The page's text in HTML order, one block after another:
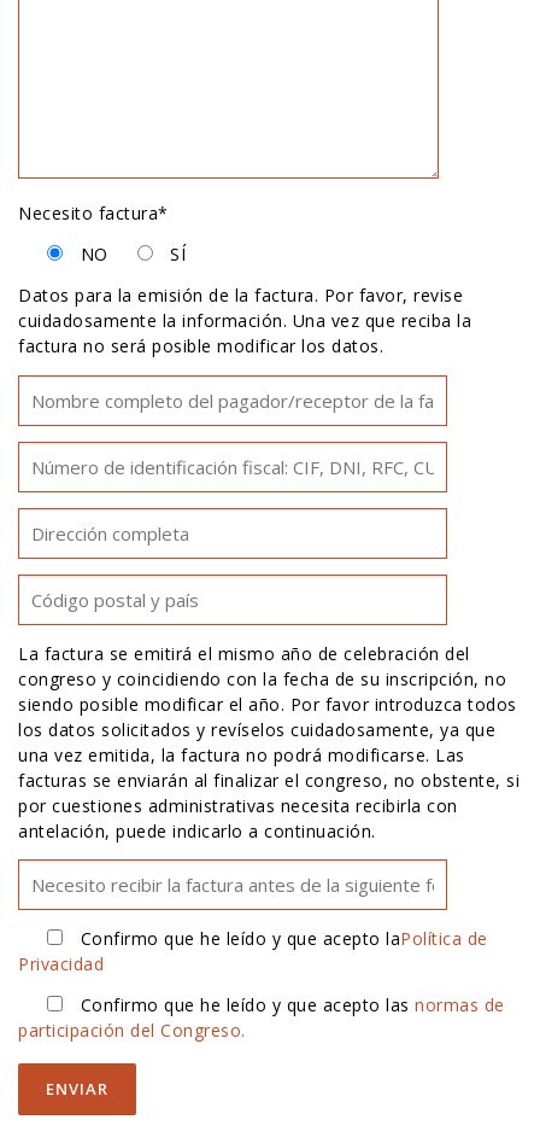
Necesito factura*
NO
SÍ
Datos para la emisión de la factura. Por favor, revise
cuidadosamente la información. Una vez que reciba la
factura no será posible modificar los datos.
La factura se emitirá el mismo año de celebración del
congreso y coincidiendo con la fecha de su inscripción, no
siendo posible modificar el año. Por favor introduzca todos
los datos solicitados y revíselos cuidadosamente, ya que
una vez emitida, la factura no podrá modificarse. Las
facturas se enviarán al finalizar el congreso, no obstente, si
por cuestiones administrativas necesita recibirla con
antelación, puede indicarlo a continuación.
Confirmo que he leído y que acepto laPolítica de
Privacidad
Confirmo que he leído y que acepto las normas de
participación del Congreso.